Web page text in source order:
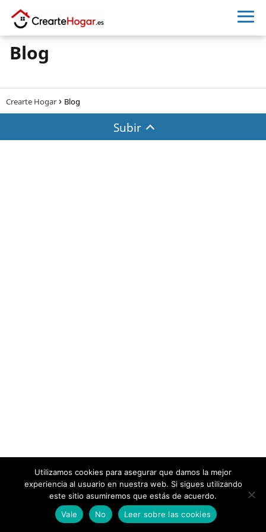
Blog
Crearte Hogar Blog
Subir
Utilizamos cookies para asegurar que damos la mejor
experiencia al usuario en nuestra web. Si sigues utilizando
este sitio asumiremos que estás de acuerdo.
Vale
No Leer sobre las cookies